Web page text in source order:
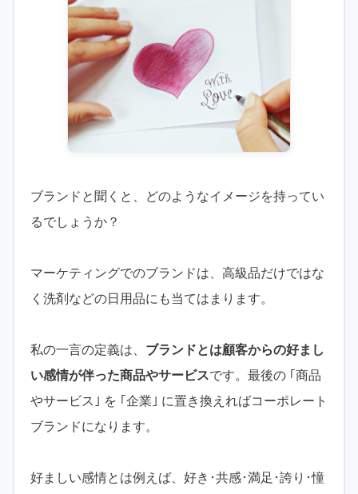
ブランドと聞くと、どのようなイメージを持ってい
るでしょうか？
マーケティングでのブランドは、高級品だけではな
く洗剤などの日用品にも当てはまります。
私の一言の定義は、 ブランドとは顧客からの好まし
い感情が伴った商品やサービスです。最後の ｢商品
やサービス｣ を ｢企業｣ に置き換えればコーポレート
ブランドになります。
好ましい感情とは例えば、好き･共感･満足･誇り･憧